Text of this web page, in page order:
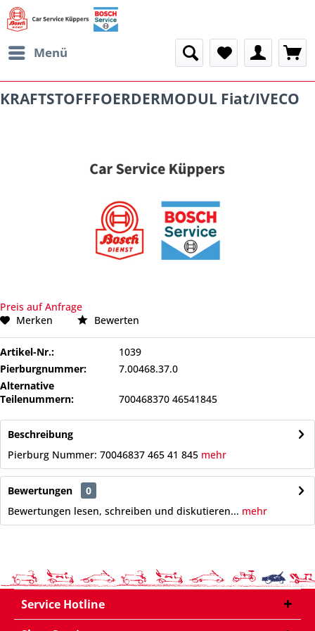
Menü
KRAFTSTOFFFOERDERMODUL Fiat/IVECO
Preis auf Anfrage
Merken
Bewerten
Artikel-Nr.:
1039
Pierburgnummer:
7.00468.37.0
Alternative
Teilenummern:
700468370 46541845
Beschreibung
Pierburg Nummer: 70046837 465 41 845 mehr
Bewertungen
0
Bewertungen lesen, schreiben und diskutieren... mehr
Service Hotline